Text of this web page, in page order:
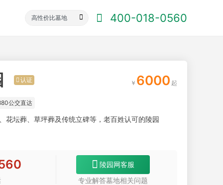
400-018-0560
认证 6000
公交直达
花坛葬、草坪葬及传统立碑等，老百姓认可的陵园
陵园网客服
专业解答墓地相关问题